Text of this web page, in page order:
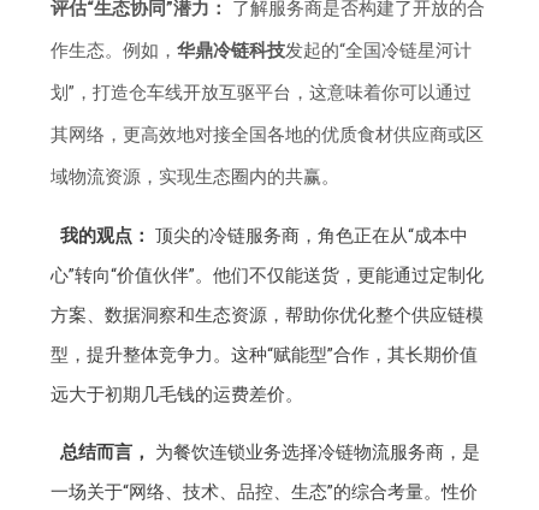
评估“生态协同”潜力：
了解服务商是否构建了开放的合
作生态。例如，华鼎冷链科技发起的“全国冷链星河计
划”，打造仓车线开放互驱平台，这意味着你可以通过
其网络，更高效地对接全国各地的优质食材供应商或区
域物流资源，实现生态圈内的共赢。
我的观点： 顶尖的冷链服务商，角色正在从“成本中
心”转向“价值伙伴”。他们不仅能送货，更能通过定制化
方案、数据洞察和生态资源，帮助你优化整个供应链模
型，提升整体竞争力。这种“赋能型”合作，其长期价值
远大于初期几毛钱的运费差价。
总结而言，
为餐饮连锁业务选择冷链物流服务商，是
一场关于“网络、技术、品控、生态”的综合考量。性价